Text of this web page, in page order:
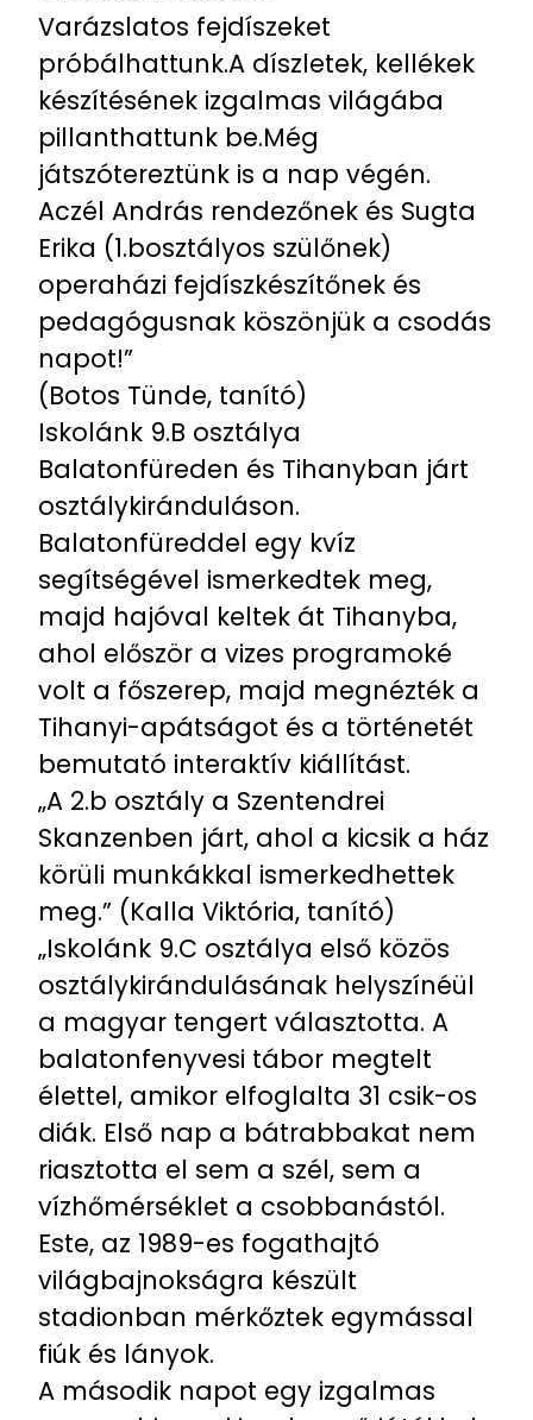
Varázslatos fejdíszeket
próbálhattunk.A díszletek, kellékek
készítésének izgalmas világába
pillanthattunk be.Még
játszótereztünk is a nap végén.
Aczél András rendezőnek és Sugta
Erika (1.bosztályos szülőnek)
operaházi fejdíszkészítőnek és
pedagógusnak köszönjük a csodás
napot!”
(Botos Tünde, tanító)
Iskolánk 9.B osztálya
Balatonfüreden és Tihanyban járt
osztálykiránduláson.
Balatonfüreddel egy kvíz
segítségével ismerkedtek meg,
majd hajóval keltek át Tihanyba,
ahol először a vizes programoké
volt a főszerep, majd megnézték a
Tihanyi-apátságot és a történetét
bemutató interaktív kiállítást.
„A 2.b osztály a Szentendrei
Skanzenben járt, ahol a kicsik a ház
körüli munkákkal ismerkedhettek
meg.” (Kalla Viktória, tanító)
„Iskolánk 9.C osztálya első közös
osztálykirándulásának helyszínéül
a magyar tengert választotta. A
balatonfenyvesi tábor megtelt
élettel, amikor elfoglalta 31 csik-os
diák. Első nap a bátrabbakat nem
riasztotta el sem a szél, sem a
vízhőmérséklet a csobbanástól.
Este, az 1989-es fogathajtó
világbajnokságra készült
stadionban mérkőztek egymással
fiúk és lányok.
A második napot egy izgalmas